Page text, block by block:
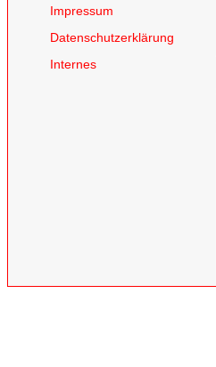
Impressum
Datenschutzerklärung
Internes